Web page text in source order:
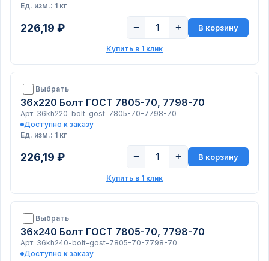
Ед. изм.: 1 кг
226,19 ₽ − + В корзину
Купить в 1 клик
Выбрать
36х220 Болт ГОСТ 7805-70, 7798-70
Арт. 36kh220-bolt-gost-7805-70-7798-70
Доступно к заказу
Ед. изм.: 1 кг
226,19 ₽ − + В корзину
Купить в 1 клик
Выбрать
36х240 Болт ГОСТ 7805-70, 7798-70
Арт. 36kh240-bolt-gost-7805-70-7798-70
Доступно к заказу